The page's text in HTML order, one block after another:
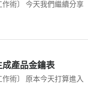
術〕 今天我們繼續分享
產品金鑰表
術〕 原本今天打算進入